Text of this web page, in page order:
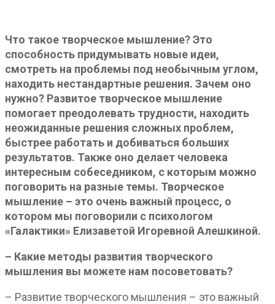
Что такое творческое мышление? Это
способность придумывать новые идеи,
смотреть на проблемы под необычным углом,
находить нестандартные решения. Зачем оно
нужно? Развитое творческое мышление
помогает преодолевать трудности, находить
неожиданные решения сложных проблем,
быстрее работать и добиваться больших
результатов. Также оно делает человека
интересным собеседником, с которым можно
поговорить на разные темы. Творческое
мышление – это очень важный процесс, о
котором мы поговорили с психологом
«Галактики» Елизаветой Игоревной Алешкиной.
– Какие методы развития творческого
мышления вы можете нам посоветовать?
– Развитие творческого мышления – это важный